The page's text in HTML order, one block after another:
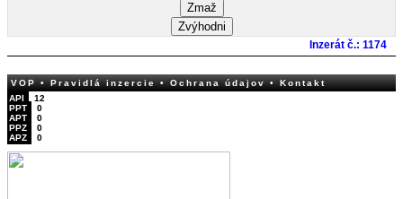
Zmaž
Zvýhodni
Inzerát č.: 1174
VOP• Pravidlá inzercie• Ochrana údajov• Kontakt
API
12
PPT
0
APT
0
PPZ
0
APZ
0